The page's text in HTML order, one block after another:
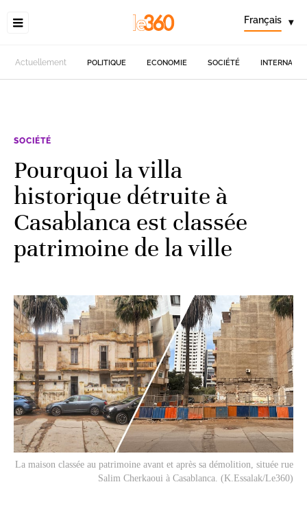
Français ▾
Actuellement POLITIQUE ECONOMIE SOCIÉTÉ
SOCIÉTÉ
Pourquoi la villa
historique détruite à
Casablanca est classée
patrimoine de la ville
La maison classée au patrimoine avant et après sa démolition, située rue
Salim Cherkaoui à Casablanca. (K.Essalak/Le360)